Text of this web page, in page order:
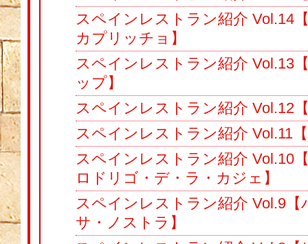
スペインレストラン紹介 Vol.14
カプリッチョ】
スペインレストラン紹介 Vol.13
ップ】
スペインレストラン紹介 Vol.12
スペインレストラン紹介 Vol.11
スペインレストラン紹介 Vol.10
ロドリゴ・デ・ラ・カジェ】
スペインレストラン紹介 Vol.9【
サ・ノストラ】